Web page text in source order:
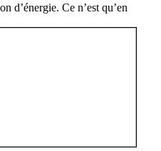
d’énergie. Ce n’est qu’en